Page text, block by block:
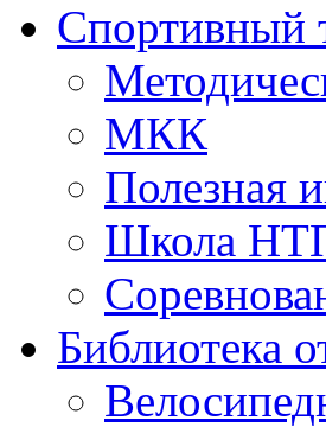
Спортивный
МКК
Полезная
Школа
Библиотека